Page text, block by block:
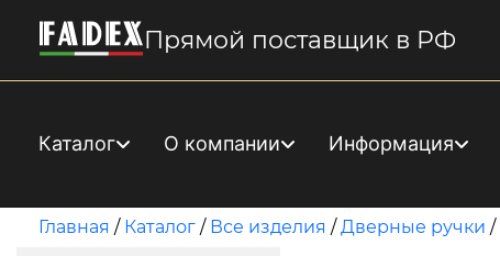
Прямой поставщик в РФ
Каталог О компании Информация
Главная / Каталог / Все изделия /Дверные ручки /